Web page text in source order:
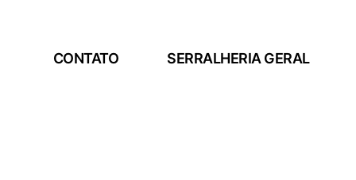
CONTATO SERRALHERIA GERAL